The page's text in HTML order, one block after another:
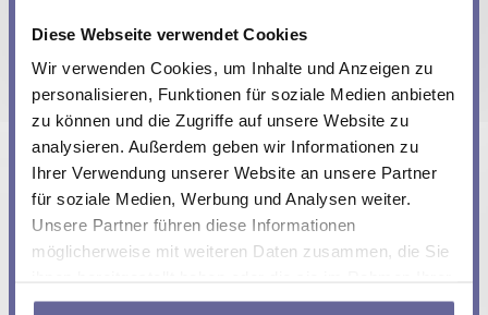
Diese Webseite verwendet Cookies
Wir verwenden Cookies, um Inhalte und Anzeigen zu
personalisieren, Funktionen für soziale Medien anbieten
zu können und die Zugriffe auf unsere Website zu
analysieren. Außerdem geben wir Informationen zu
Ihrer Verwendung unserer Website an unsere Partner
für soziale Medien, Werbung und Analysen weiter.
Unsere Partner führen diese Informationen
möglicherweise mit weiteren Daten zusammen, die Sie
Nutzung der Dienste gesammelt haben.
und Software
Diverse Schnittstellen: USB 2.0, RS485, RS232
TTL, Analog Interface, u.a.
Dimensionen (L x B x H): 90 mm x 75 mm x 25
mm
Überzeugt? Bestellen Sie hier.
Wünschen Sie weitere Informationen?Kontaktieren Sie